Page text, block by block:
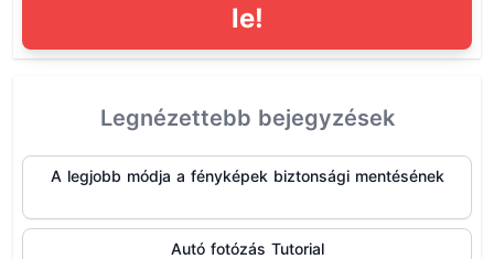
le!
Legnézettebb bejegyzések
A legjobb módja a fényképek biztonsági mentésének
Autó fotózás Tutorial